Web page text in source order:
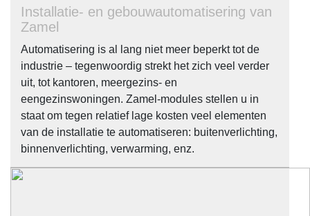
Installatie- en gebouwautomatisering van
Zamel
Automatisering is al lang niet meer beperkt tot de
industrie – tegenwoordig strekt het zich veel verder
uit, tot kantoren, meergezins- en
eengezinswoningen. Zamel-modules stellen u in
staat om tegen relatief lage kosten veel elementen
van de installatie te automatiseren: buitenverlichting,
binnenverlichting, verwarming, enz.